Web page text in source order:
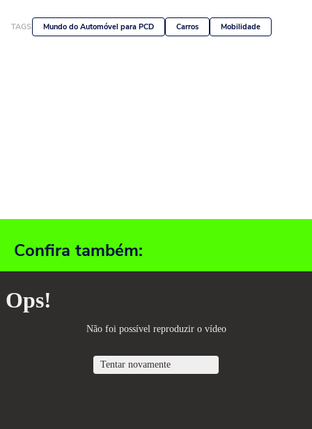
TAGS Mundo do Automóvel para PCD Carros Mobilidade
Confira também: